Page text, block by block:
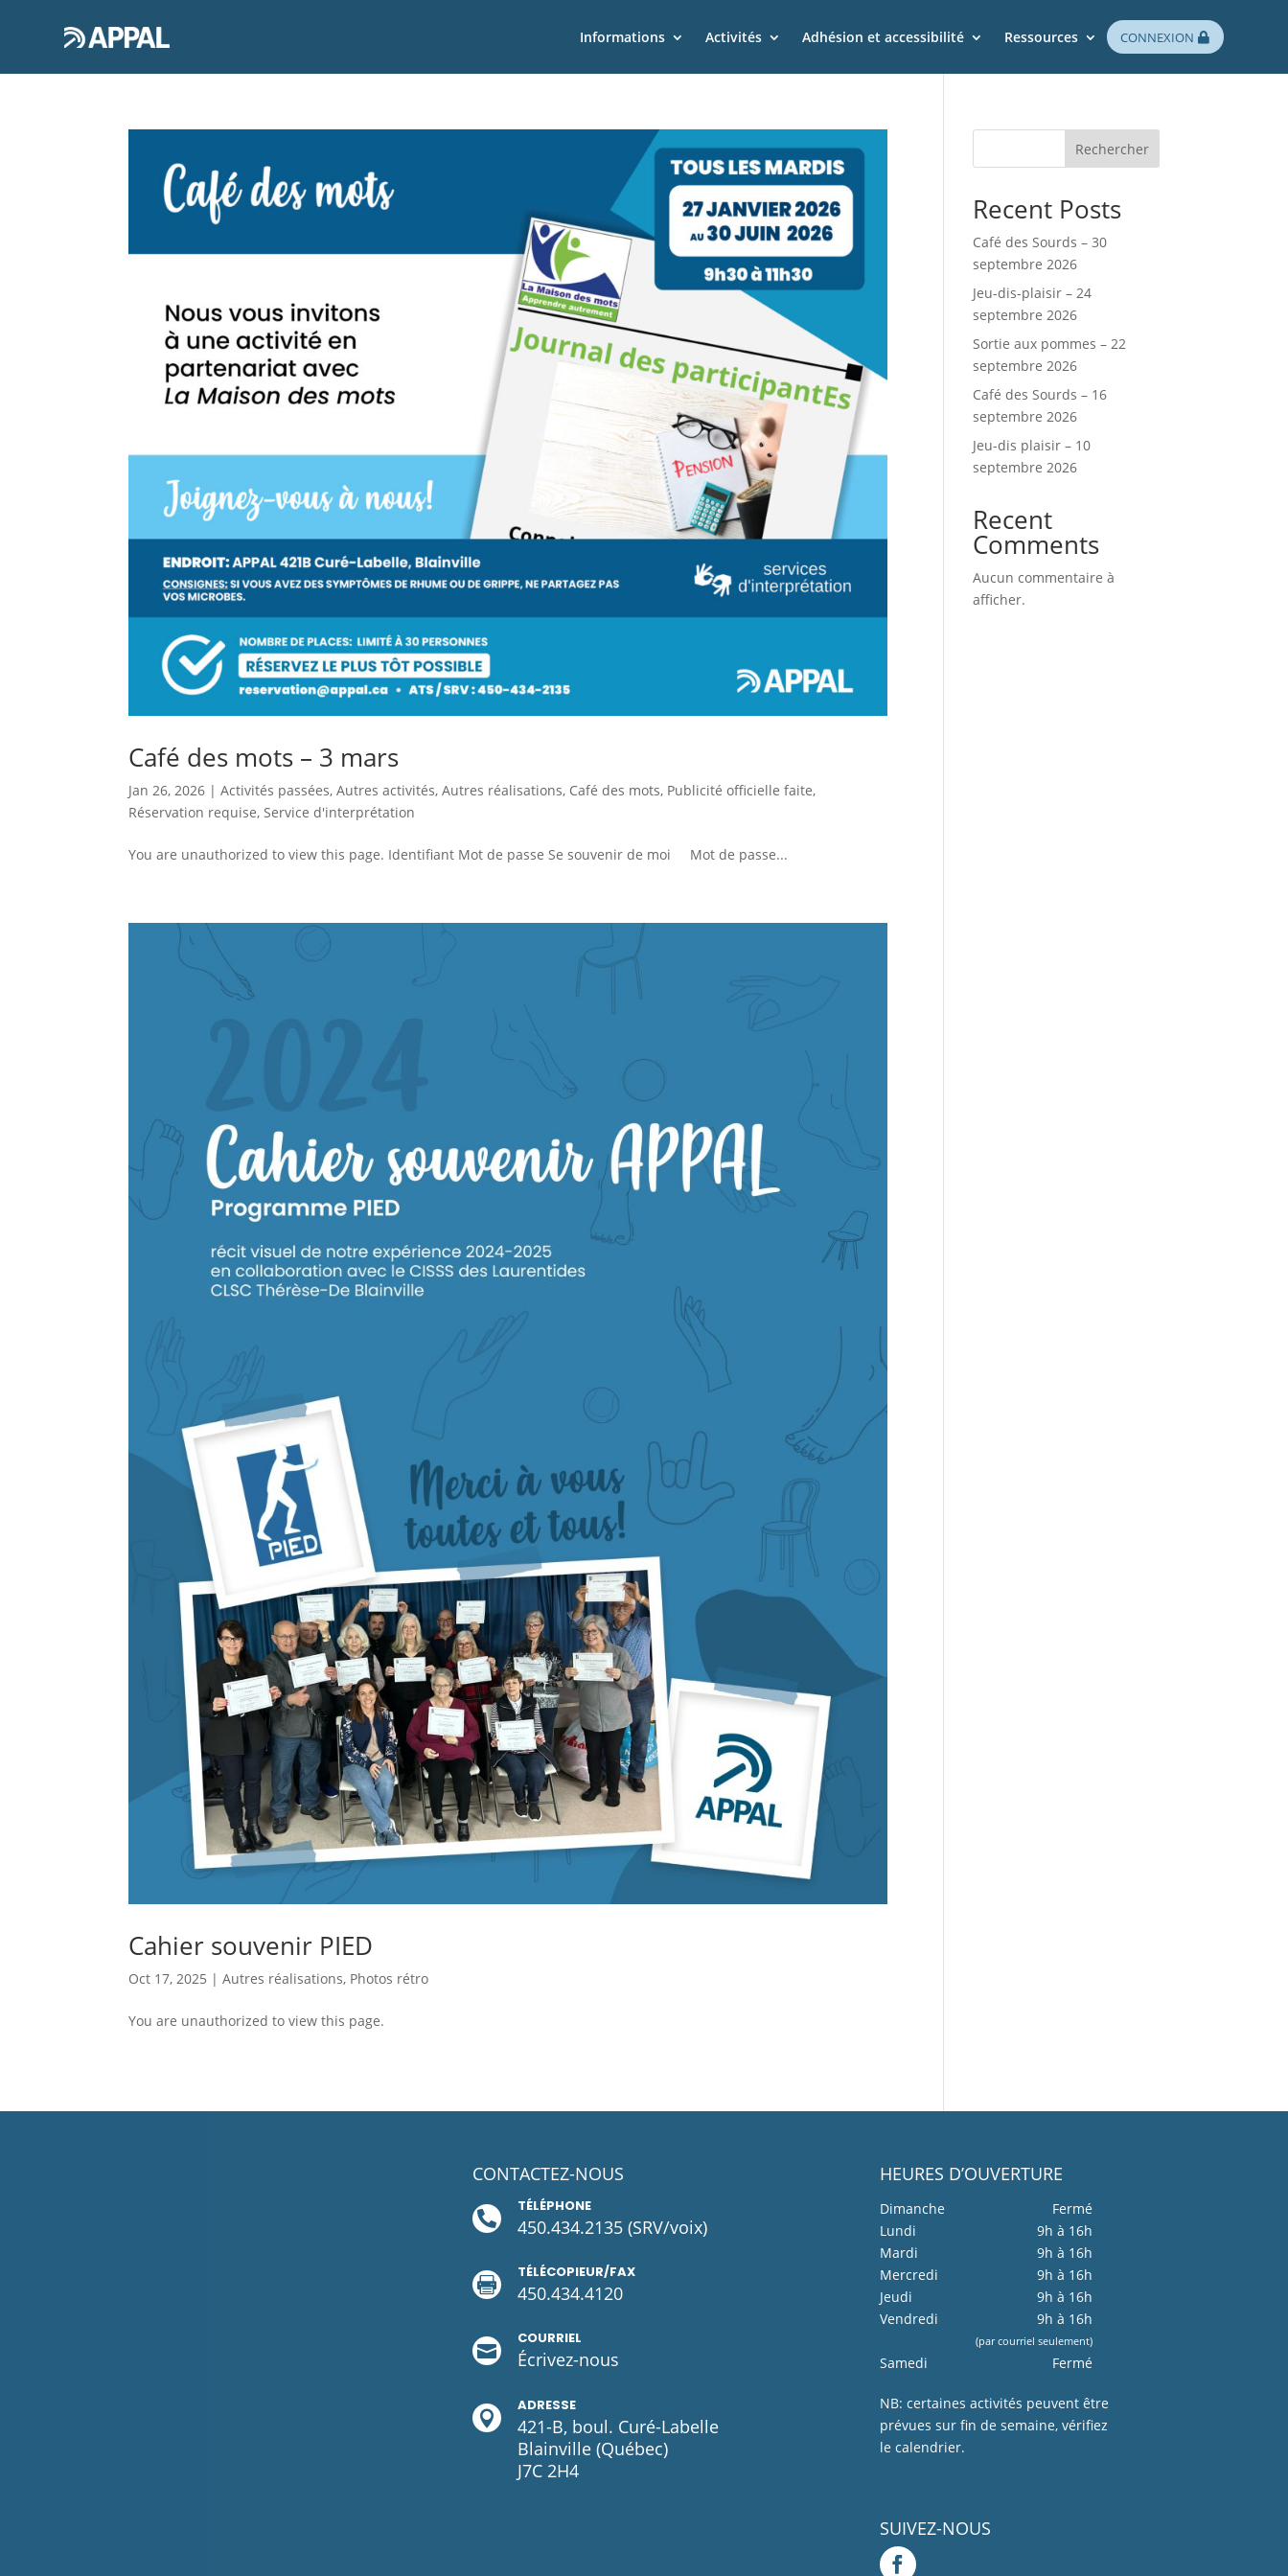
Informations Activités Adhésion et accessibilité Ressources CONNEXION
Café des mots – 3 mars
Jan 26, 2026 |Activités passées,Autres activités,Autres réalisations, Café des mots, Publicité officielle faite,
Réservation requise,Service d'interprétation
You are unauthorized to view this page. Identifiant Mot de passe Se souvenir de moi Mot de passe...
Cahier souvenir PIED
Oct 17, 2025 |Autres réalisations, Photos rétro
You are unauthorized to view this page.
Rechercher
Recent Posts
Café des Sourds – 30
septembre 2026
Jeu-dis-plaisir – 24
septembre 2026
Sortie aux pommes – 22
septembre 2026
Café des Sourds – 16
septembre 2026
Jeu-dis plaisir – 10
septembre 2026
Recent
Comments
Aucun commentaire à
afficher.
CONTACTEZ-NOUS

TÉLÉPHONE
450.434.2135 (SRV/voix)

TÉLÉCOPIEUR/FAX
450.434.4120

COURRIEL
Écrivez-nous

ADRESSE
421-B, boul. Curé-Labelle
Blainville (Québec)
J7C 2H4
HEURES D’OUVERTURE
Dimanche
Fermé
Lundi
9h à 16h
Mardi
9h à 16h
Mercredi
9h à 16h
Jeudi
9h à 16h
Vendredi
9h à 16h
(par courriel seulement)
Samedi Fermé
NB: certaines activités peuvent être
prévues sur fin de semaine, vérifiez
le calendrier.
SUIVEZ-NOUS